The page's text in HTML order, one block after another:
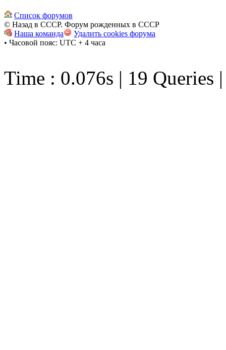
Список форумов
© Назад в СССР. Форум рожденных в СССР
Наша команда
Удалить cookies форума
• Часовой пояс: UTC + 4 часа
Time : 0.076s | 19 Queries